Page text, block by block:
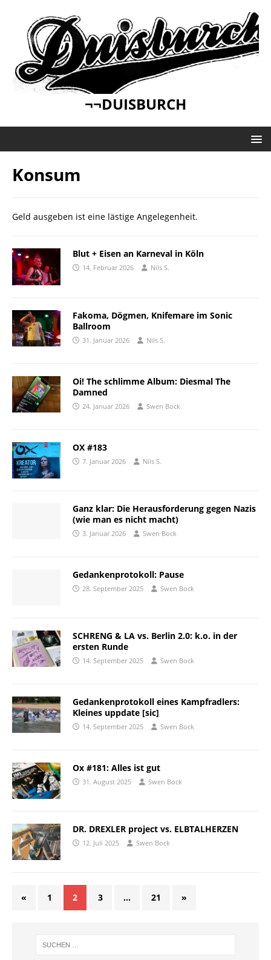
¬¬DUISBURCH
Konsum
Geld ausgeben ist eine lästige Angelegenheit.
Blut + Eisen an Karneval in Köln
14. Februar 2026 Nils S.
Fakoma, Dögmen, Knifemare im Sonic
Ballroom
31. Januar 2026 Nils S.
Oi! The schlimme Album: Diesmal The
Damned
24. Januar 2026 Swen Bock
OX #183
7. Januar 2026 Nils S.
Ganz klar: Die Herausforderung gegen Nazis
(wie man es nicht macht)
3. Januar 2026 Swen Bock
Gedankenprotokoll: Pause
28. September 2025 Swen Bock
SCHRENG & LA vs. Berlin 2.0: k.o. in der
ersten Runde
14. September 2025 Swen Bock
Gedankenprotokoll eines Kampfradlers:
Kleines uppdate [sic]
14. September 2025 Swen Bock
Ox #181: Alles ist gut
31. August 2025 Swen Bock
DR. DREXLER project vs. ELBTALHERZEN
12. Juli 2025 Swen Bock
« 1 2 3 … 21 »